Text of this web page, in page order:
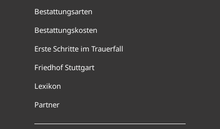
Bestattungsarten
Bestattungskosten
Erste Schritte im Trauerfall
Friedhof Stuttgart
Lexikon
Partner